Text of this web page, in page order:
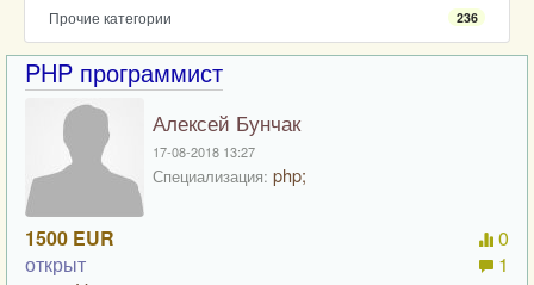
Прочие категории 236
PHP программист
Алексей Бунчак
17-08-2018 13:27
Специализация: php;
1500 EUR
открыт
0
1